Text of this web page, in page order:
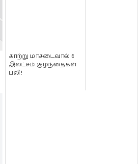
காற்று மாசடைவால் 6
இலட்சம் குழந்தைகள்
பலி!